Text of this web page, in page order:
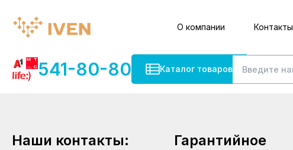
О компании Контакты
541-80-80 Каталог товаров
Наши контакты:
Гарантийное